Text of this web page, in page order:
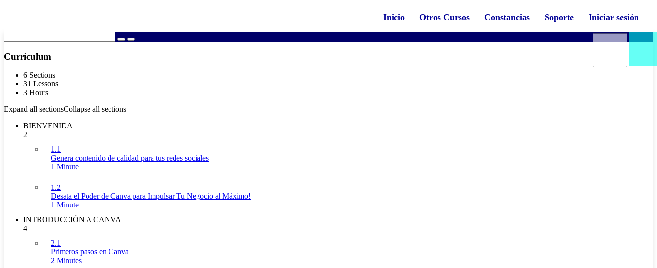
Inicio Otros Cursos Constancias Soporte Iniciar sesión
Currículum
6 Sections
31 Lessons
3 Hours
Expand all sectionsCollapse all sections
BIENVENIDA
2
1.1
Genera contenido de calidad para tus redes sociales
1 Minute
1.2
Desata el Poder de Canva para Impulsar Tu Negocio al Máximo!
1 Minute
INTRODUCCIÓN A CANVA
4
2.1
Primeros pasos en Canva
2 Minutes